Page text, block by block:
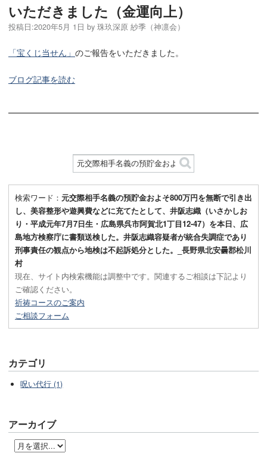
いただきました（金運向上）
投稿日:2020年5月 1日 by 珠玖深原 紗季（神凛会）
「宝くじ当せん」 のご報告をいただきました。
ブログ記事を読む
検索ワード： 元交際相手名義の預貯金およそ800万円を無断で引き出
し、美容整形や遊興費などに充てたとして、井阪志織（いさかしお
り・平成元年7月7日生・広島県呉市阿賀北1丁目12-47）を本日、広
島地方検察庁に書類送検した。井阪志織容疑者が統合失調症であり
刑事責任の観点から地検は不起訴処分とした。_長野県北安曇郡松川
村
現在、サイト内検索機能は調整中です。関連するご相談は下記より
ご確認ください。
祈祷コースのご案内
ご相談フォーム
カテゴリ
呪い代行 (1)
アーカイブ